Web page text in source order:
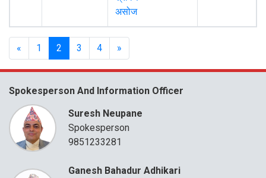
असोज
« 1 2 3 4 »
Spokesperson And Information Officer
Suresh Neupane
Spokesperson
9851233281
Ganesh Bahadur Adhikari